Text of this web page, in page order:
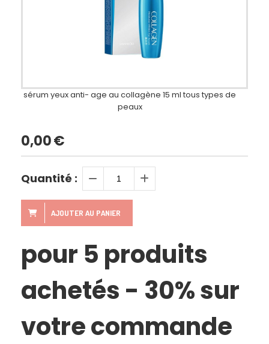
sérum yeux anti- age au collagène 15 ml tous types de
peaux
0,00€
Quantité :
AJOUTER AU PANIER
pour 5 produits
achetés - 30% sur
votre commande